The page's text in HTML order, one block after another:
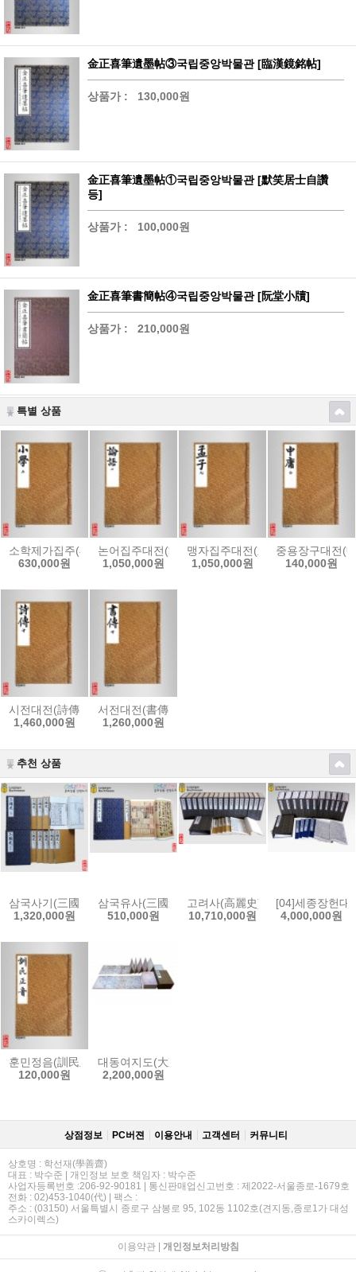
金正喜筆遺墨帖③국립중앙박물관 [臨漢鏡銘帖]
상품가 : 130,000원
金正喜筆遺墨帖①국립중앙박물관 [默笑居士自讚
등]
상품가 : 100,000원
金正喜筆書簡帖④국립중앙박물관 [阮堂小牘]
상품가 : 210,000원
특별 상품
소학제가집주(小學諸家集註)
630,000원
논어집주대전(論語集註大全)-[內閣本]
1,050,000원
맹자집주대전(孟子集註大全)-[內
1,050,000원
중용장구대전(
140,000원
시전대전(詩傳大全)[內閣本]-(2016 개정판)
1,460,000원
서전대전(書傳大全)[內閣本]-(2016 개정판)
1,260,000원
추천 상품
삼국사기(三國史記)-中宗壬申本/正德本(1512)
1,320,000원
삼국유사(三國遺事)-順菴手澤本 영인교정본
510,000원
고려사(高麗史) : LBM 2017 전시
10,710,000원
[04]세종장헌대
4,000,000원
훈민정음(訓民正音)-해례/언해/세종실록본 합본
120,000원
대동여지도(大東輿地圖)-[1.절첩장(折帖裝)]
2,200,000원
상점정보 PC버젼 이용안내 고객센터 커뮤니티
상호명 : 학선재(學善齋)
대표 : 박수준 | 개인정보 보호 책임자 : 박수준
사업자등록번호 :206-92-90181 | 통신판매업신고번호 : 제2022-서울종로-1679호
전화 : 02)453-1040(代) | 팩스 :
주소 : (03150) 서울특별시 종로구 삼봉로 95, 102동 1102호(견지동,종로1가 대성
스카이렉스)
이용약관| 개인정보처리방침